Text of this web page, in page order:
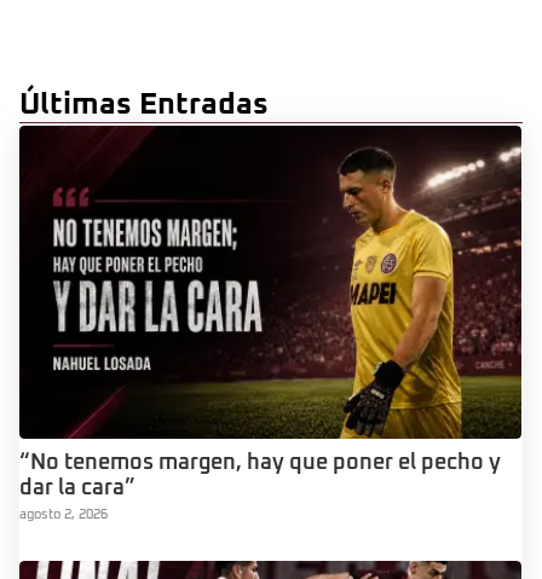
Últimas Entradas
“No tenemos margen, hay que poner el pecho y
dar la cara”
agosto 2, 2026